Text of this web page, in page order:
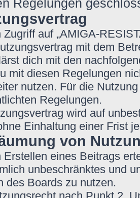
Regelungen
Zugriff auf „AMIGA-
mit dem
dich mit den
mit diesen Regelungen
nutzen. Für die
Regelungen.
wird auf
Einhaltung einer Frist
von
Erstellen eines Beitrags
unbeschränktes und
des Boards zu nutzen.